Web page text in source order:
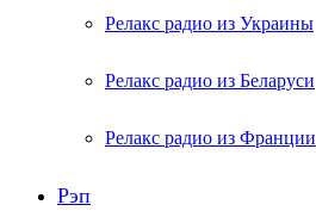
Релакс радио из Украины
Релакс радио из Беларуси
Релакс радио из Франции
Рэп